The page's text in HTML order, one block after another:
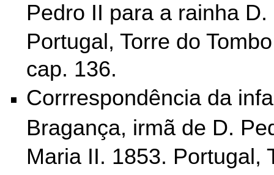
Pedro II para a rainha
Portugal, Torre do
cap. 136.
Corrrespondência da
Bragança, irmã de D.
Maria II.
1853. Portugal,